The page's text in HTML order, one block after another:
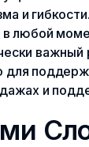
и
в любой
важный
для
и